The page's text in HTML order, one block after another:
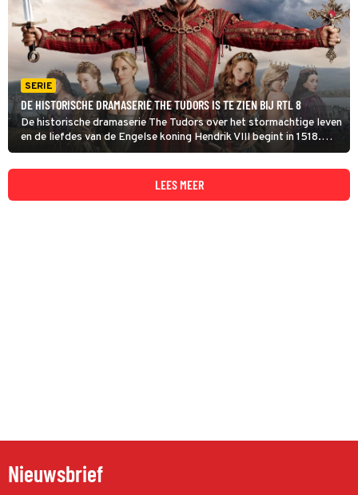
SERIE
DE HISTORISCHE DRAMASERIE THE TUDORS IS TE ZIEN BIJ RTL 8
De historische dramaserie The Tudors over het stormachtige leven
en de liefdes van de Engelse koning Hendrik VIII begint in 1518.
Hendrik staat op gespannen voet met de Fransen en wacht met
ongeduld op een mannelijke erfgenaam.
LEES MEER
Nieuwsbrief